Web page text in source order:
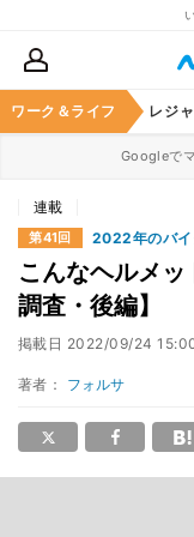
ワーク＆ライフ
スケア グルメ レジ
Googleで
連載
第41回 2022年のバイ
こんなヘルメ
調査・後編】
掲載日 2022/09/24
著者： フォルサ